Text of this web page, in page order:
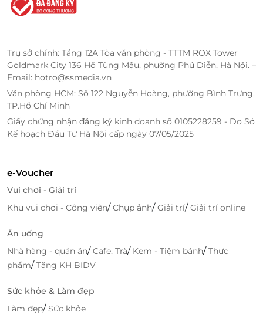
LifeLink - Nền tảng ưu đãi hàng đầu
Ưu đãi độc quyền - Trải nghiệm trọn vẹn
Island dành cho người lớn.
Mua nhanh - Sử dụng tiện lợi
dàng trải nghiệm toàn bộ khu vui chơi - giải trí -
khám phá thiên nhiên đặc sắc tại Mộc Châu Island.
Sở hữu ngay Voucher ưu đãi vé tham quan dành cho
người lớn tạiLifeLink
phá “hòn đảo phồn hoa” giữa núi rừng Tây Bắc!
Trụ sở chính: Tầng 12A Tòa văn phòng - TTTM ROX Tower
Goldmark City 136 Hồ Tùng Mậu, phường Phú Diễn, Hà Nội. –
Email: hotro@ssmedia.vn
Văn phòng HCM: Số 122 Nguyễn Hoàng, phường Bình Trưng,
TP.Hồ Chí Minh
Giấy chứng nhận đăng ký kinh doanh số 0105228259 - Do Sở
Kế hoạch Đầu Tư Hà Nội cấp ngày 07/05/2025
e-Voucher
Vui chơi - Giải trí
Khu vui chơi - Công viên/Chụp ảnh/Giải trí/Giải trí online
Ăn uống
Nhà hàng - quán ăn/Cafe, Trà/ Kem - Tiệm bánh/Thực
phẩm/Tặng KH BIDV
Sức khỏe & Làm đẹp
Làm đẹp/Sức khỏe